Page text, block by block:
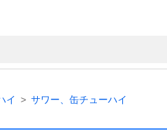
イ サワー、缶チューハイ